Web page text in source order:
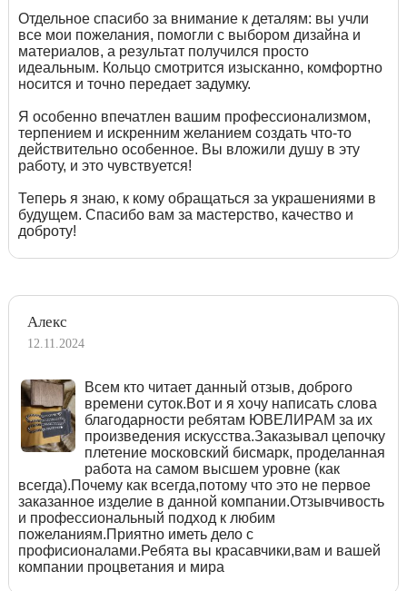
Отдельное спасибо за внимание к деталям: вы учли
все мои пожелания, помогли с выбором дизайна и
материалов, а результат получился просто
идеальным. Кольцо смотрится изысканно, комфортно
носится и точно передает задумку.
Я особенно впечатлен вашим профессионализмом,
терпением и искренним желанием создать что-то
действительно особенное. Вы вложили душу в эту
работу, и это чувствуется!
Теперь я знаю, к кому обращаться за украшениями в
будущем. Спасибо вам за мастерство, качество и
доброту!
Алекс
12.11.2024
Всем кто читает данный отзыв, доброго
времени суток.Вот и я хочу написать слова
благодарности ребятам ЮВЕЛИРАМ за их
произведения искусства.Заказывал цепочку
плетение московский бисмарк, проделанная
работа на самом высшем уровне (как
всегда).Почему как всегда,потому что это не первое
заказанное изделие в данной компании.Отзывчивость
и профессиональный подход к любим
пожеланиям.Приятно иметь дело с
профисионалами.Ребята вы красавчики,вам и вашей
компании процветания и мира